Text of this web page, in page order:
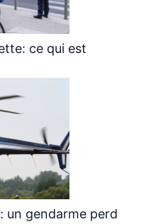
ce qui est
un gendarme perd